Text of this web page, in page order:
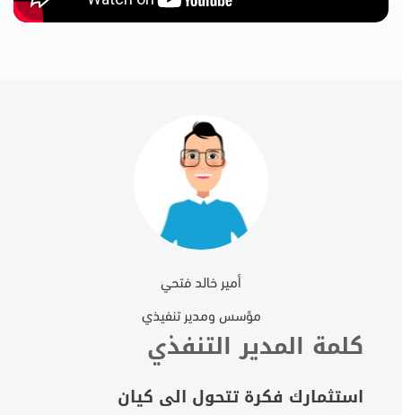
أمير خالد فتحي
مؤسس ومدير تنفيذي
كلمة المدير التنفذي
استثمارك فكرة تتحول الى كيان